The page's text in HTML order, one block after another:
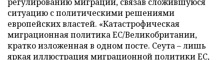
ситуацию с политическими решениями
европейских властей. «Катастрофическая
миграционная политика ЕС/Великобритании,
кратко изложенная в одном посте. Сеута – лишь
яркая иллюстрация миграционной политики ЕС,